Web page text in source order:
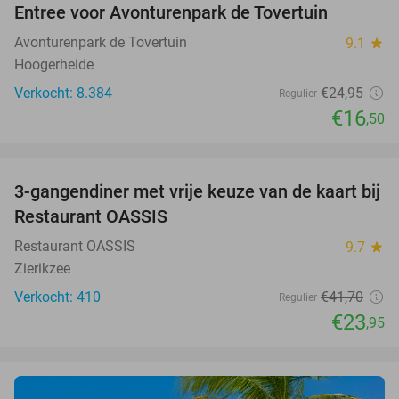
Entree voor Avonturenpark de Tovertuin
Avonturenpark de Tovertuin 9.1 star
Hoogerheide
Verkocht: 8.384
Regulier €24,95
€16,50
43%
3-gangendiner met vrije keuze van de kaart bij
Restaurant OASSIS
Restaurant OASSIS 9.7 star
Zierikzee
Verkocht: 410
Regulier €41,70
€23,95